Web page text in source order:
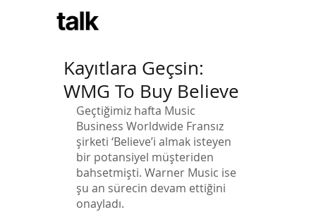
Kayıtlara Geçsin:
WMG To Buy Believe
Geçtiğimiz hafta Music
Business Worldwide Fransız
şirketi ‘Believe’i almak isteyen
bir potansiyel müşteriden
bahsetmişti. Warner Music ise
şu an sürecin devam ettiğini
onayladı.